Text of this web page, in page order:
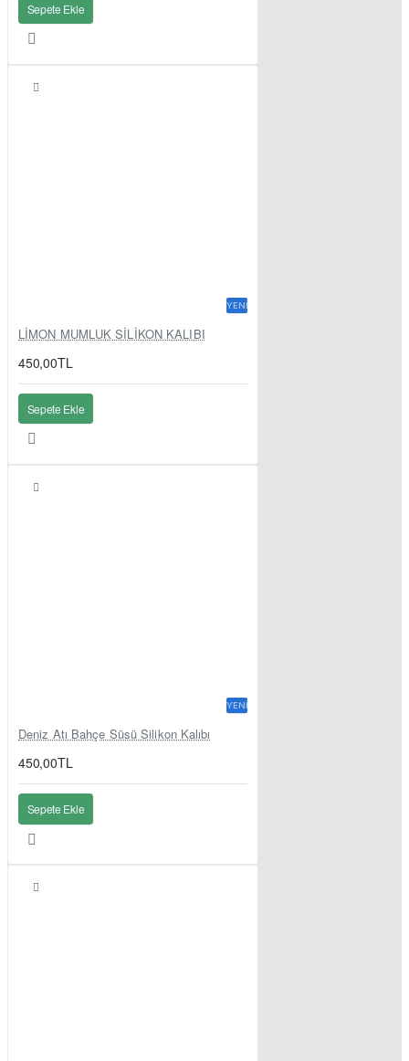
Sepete Ekle
YENI
LİMON MUMLUK SİLİKON KALIBI
450,00TL
Sepete Ekle
YENI
Deniz Atı Bahçe Süsü Silikon Kalıbı
450,00TL
Sepete Ekle